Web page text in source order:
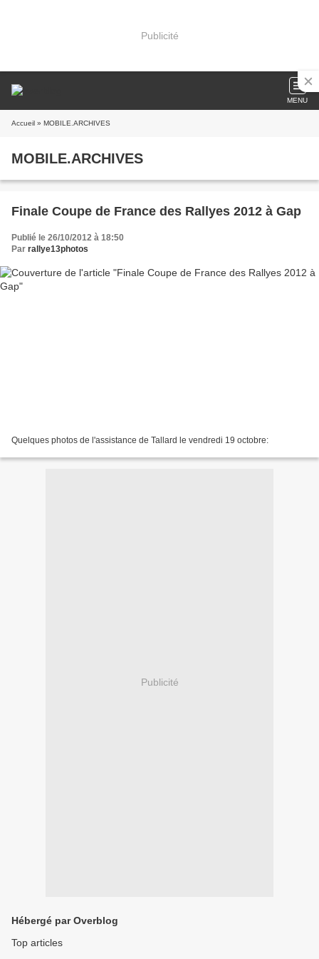
Publicité
MENU
Accueil » MOBILE.ARCHIVES
MOBILE.ARCHIVES
Finale Coupe de France des Rallyes 2012 à Gap
Publié le 26/10/2012 à 18:50
Par rallye13photos
Quelques photos de l'assistance de Tallard le vendredi 19 octobre:
Publicité
Hébergé par Overblog
Top articles